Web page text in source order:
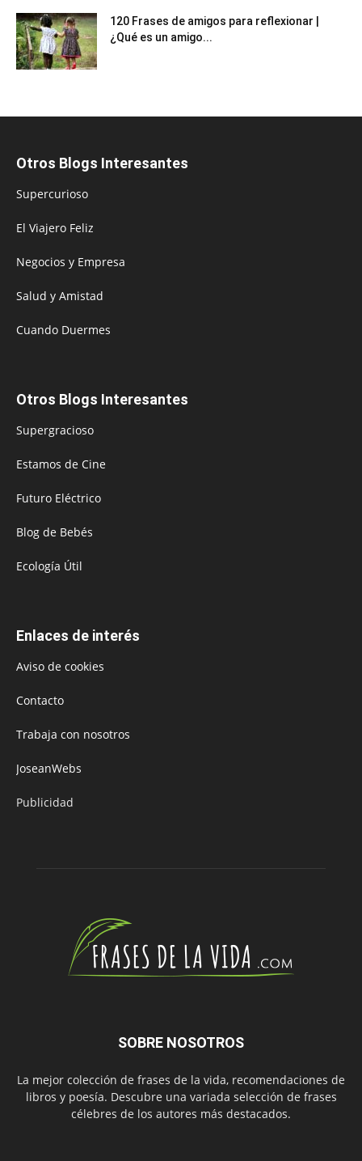
120 Frases de amigos para reflexionar |
¿Qué es un amigo...
Otros Blogs Interesantes
Supercurioso
El Viajero Feliz
Negocios y Empresa
Salud y Amistad
Cuando Duermes
Otros Blogs Interesantes
Supergracioso
Estamos de Cine
Futuro Eléctrico
Blog de Bebés
Ecología Útil
Enlaces de interés
Aviso de cookies
Contacto
Trabaja con nosotros
JoseanWebs
Publicidad
SOBRE NOSOTROS
La mejor colección de frases de la vida, recomendaciones de
libros y poesía. Descubre una variada selección de frases
célebres de los autores más destacados.